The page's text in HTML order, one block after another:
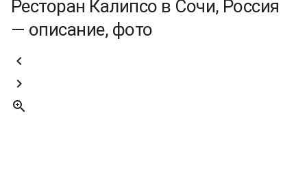
Ресторан Калипсо в Сочи, Россия
— описание, фото


